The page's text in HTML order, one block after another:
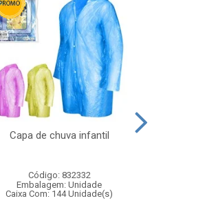
Capa de chuva infantil
Código: 832332
Embalagem: Unidade
Caixa Com: 144 Unidade(s)